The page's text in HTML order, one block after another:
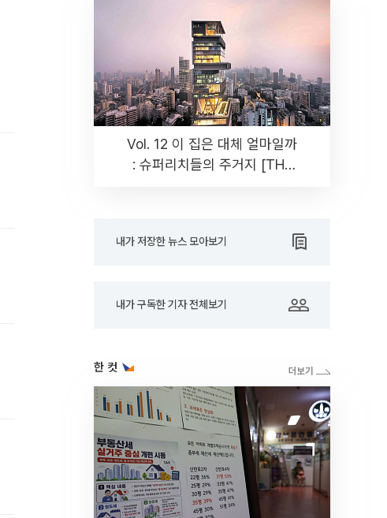
Vol. 12 이 집은 대체 얼마일까
: 슈퍼리치들의 주거지 [THE
내가 저장한 뉴스 모아보기
내가 구독한 기자 전체보기
한 컷